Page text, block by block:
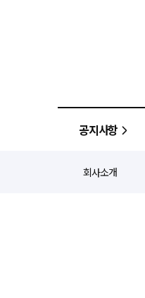
공지사항
회사소개